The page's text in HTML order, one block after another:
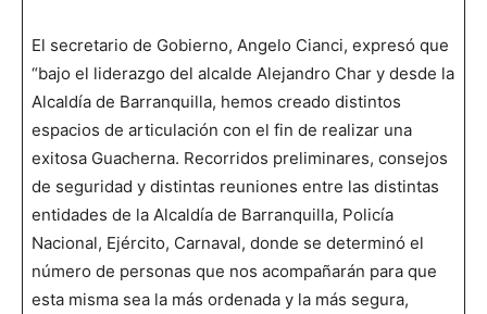
El secretario de Gobierno, Angelo Cianci, expresó que
“bajo el liderazgo del alcalde Alejandro Char y desde la
Alcaldía de Barranquilla, hemos creado distintos
espacios de articulación con el fin de realizar una
exitosa Guacherna. Recorridos preliminares, consejos
de seguridad y distintas reuniones entre las distintas
entidades de la Alcaldía de Barranquilla, Policía
Nacional, Ejército, Carnaval, donde se determinó el
número de personas que nos acompañarán para que
esta misma sea la más ordenada y la más segura,